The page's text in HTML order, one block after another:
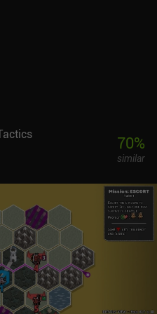
para mejorar Phobies y
y estacionales.La
ventaja a los jugadores de
70%
similar